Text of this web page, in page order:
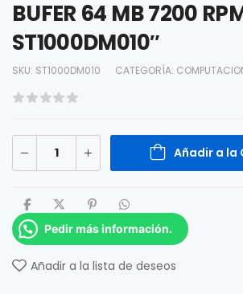
BUFER 64 MB 7200
ST1000DM010″
SKU: ST1000DM010 CATEGORÍA:
Añadir a la
Pedir más información.
Añadir a la lista de deseos